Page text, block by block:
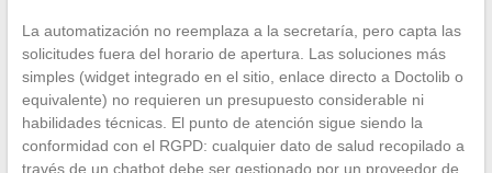
La automatización no reemplaza a la secretaría, pero capta las
solicitudes fuera del horario de apertura. Las soluciones más
simples (widget integrado en el sitio, enlace directo a Doctolib o
equivalente) no requieren un presupuesto considerable ni
habilidades técnicas. El punto de atención sigue siendo la
conformidad con el RGPD: cualquier dato de salud recopilado a
través de un chatbot debe ser gestionado por un proveedor de